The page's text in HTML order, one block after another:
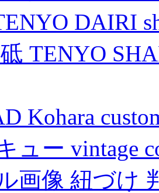
DAIRI
TENYO
Kohara
ュー vintage
画像 紐づけ